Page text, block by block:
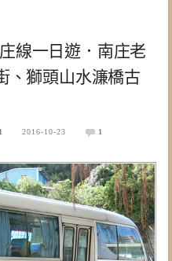
線一日遊．南庄老
、獅頭山水濂橋古
2016-10-23 1